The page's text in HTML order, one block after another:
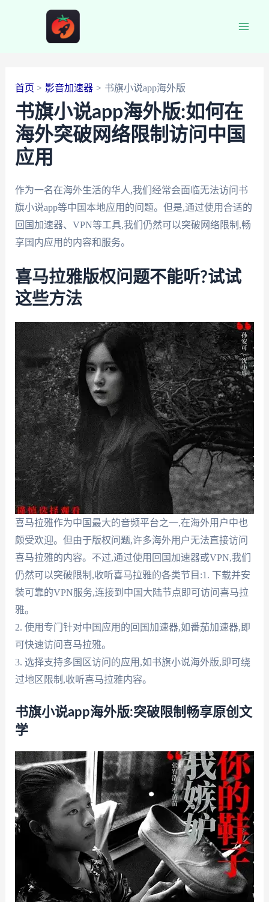
首页 影音加速器 书旗小说app海外版
书旗小说app海外版:如何在
海外突破网络限制访问中国
应用
作为一名在海外生活的华人,我们经常会面临无法访问书
旗小说app等中国本地应用的问题。但是,通过使用合适的
回国加速器、VPN等工具,我们仍然可以突破网络限制,畅
享国内应用的内容和服务。
喜马拉雅版权问题不能听?试试
这些方法
喜马拉雅作为中国最大的音频平台之一,在海外用户中也
颇受欢迎。但由于版权问题,许多海外用户无法直接访问
喜马拉雅的内容。不过,通过使用回国加速器或VPN,我们
仍然可以突破限制,收听喜马拉雅的各类节目:1. 下载并安
装可靠的VPN服务,连接到中国大陆节点即可访问喜马拉
雅。
2. 使用专门针对中国应用的回国加速器,如番茄加速器,即
可快速访问喜马拉雅。
3. 选择支持多国区访问的应用,如书旗小说海外版,即可绕
过地区限制,收听喜马拉雅内容。
书旗小说app海外版:突破限制畅享原创文
学